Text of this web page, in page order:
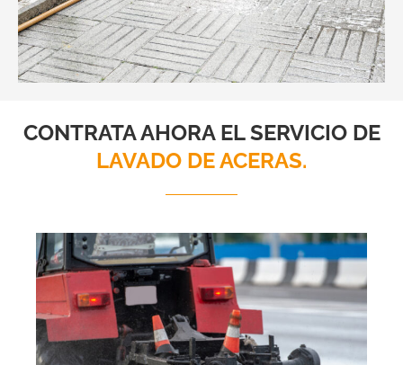
CONTRATA AHORA EL SERVICIO DE
LAVADO DE ACERAS.